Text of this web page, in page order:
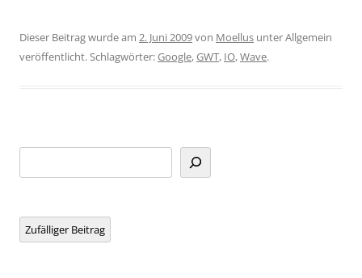
Dieser Beitrag wurde am 2. Juni 2009von Moellus unter Allgemein
veröffentlicht. Schlagwörter:Google,GWT, IO,Wave.
Zufälliger Beitrag